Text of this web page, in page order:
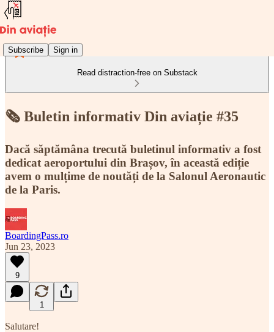
Subscribe Sign in
Read distraction-free on Substack
🗞️ Buletin informativ Din aviație #35
Dacă săptămâna trecută buletinul informativ a fost
dedicat aeroportului din Brașov, în această ediție
avem o mulțime de noutăți de la Salonul Aeronautic
de la Paris.
BoardingPass.ro
Jun 23, 2023
9
1
Salutare!